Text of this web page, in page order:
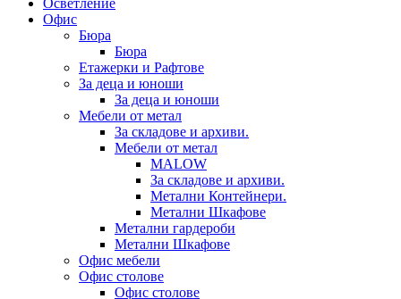
Осветление
Офис
Бюра
Бюра
Етажерки и Рафтове
За деца и юноши
За деца и юноши
Мебели от метал
За складове и архиви.
Мебели от метал
MALOW
За складове и архиви.
Метални Контейнери.
Метални Шкафове
Метални гардероби
Метални Шкафове
Офис мебели
Офис столове
Офис столове